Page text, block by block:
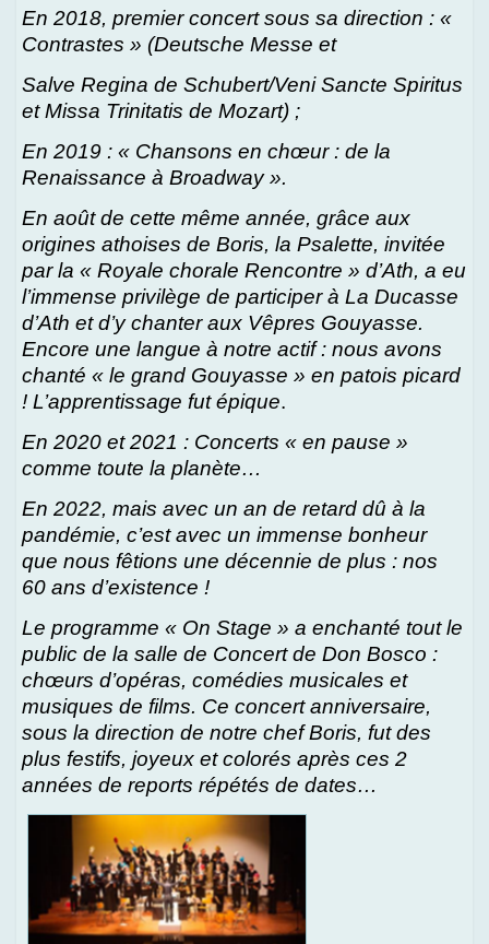
En 2018, premier concert sous sa direction : «
Contrastes » (Deutsche Messe et
Salve Regina de Schubert/Veni Sancte Spiritus
et Missa Trinitatis de Mozart) ;
En 2019 : « Chansons en chœur : de la
Renaissance à Broadway ».
En août de cette même année, grâce aux
origines athoises de Boris, la Psalette, invitée
par la « Royale chorale Rencontre » d’Ath, a eu
l’immense privilège de participer à La Ducasse
d’Ath et d’y chanter aux Vêpres Gouyasse.
Encore une langue à notre actif : nous avons
chanté « le grand Gouyasse » en patois picard
! L’apprentissage fut épique.
En 2020 et 2021 : Concerts « en pause »
comme toute la planète…
En 2022, mais avec un an de retard dû à la
pandémie, c’est avec un immense bonheur
que nous fêtions une décennie de plus : nos
60 ans d’existence !
Le programme « On Stage » a enchanté tout le
public de la salle de Concert de Don Bosco :
chœurs d’opéras, comédies musicales et
musiques de films. Ce concert anniversaire,
sous la direction de notre chef Boris, fut des
plus festifs, joyeux et colorés après ces 2
années de reports répétés de dates…